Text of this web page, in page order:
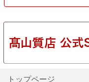
トップページ